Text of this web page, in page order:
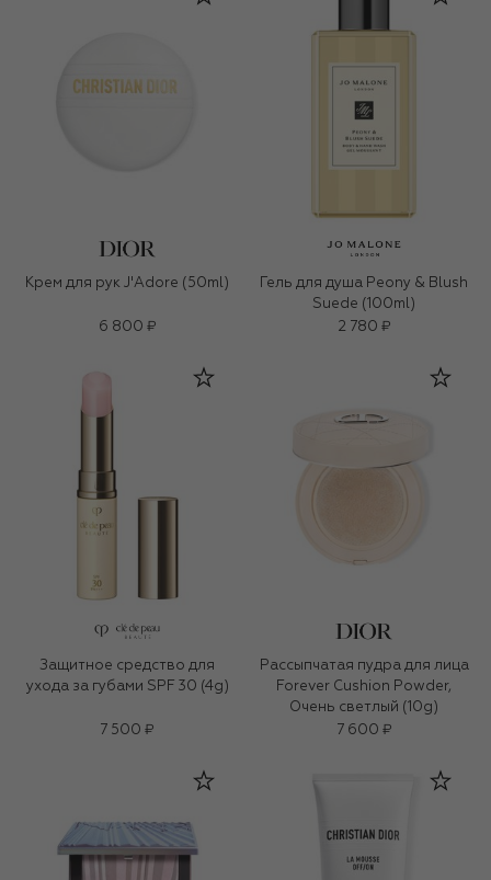
Крем для рук J'Adore (50ml)
6 800 ₽
Гель для душа Peony & Blush
Suede (100ml)
2 780 ₽
Защитное средство для
ухода за губами SPF 30 (4g)
7 500 ₽
Рассыпчатая пудра для лица
Forever Cushion Powder,
Очень светлый (10g)
7 600 ₽